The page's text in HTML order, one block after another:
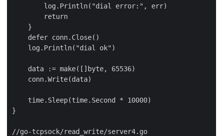
        log.Println("dial error:", err)
        return
    }
    defer conn.Close()
    log.Println("dial ok")
    data := make([]byte, 65536)
    conn.Write(data)
    time.Sleep(time.Second * 10000)
}
//go-tcpsock/read_write/server4.go